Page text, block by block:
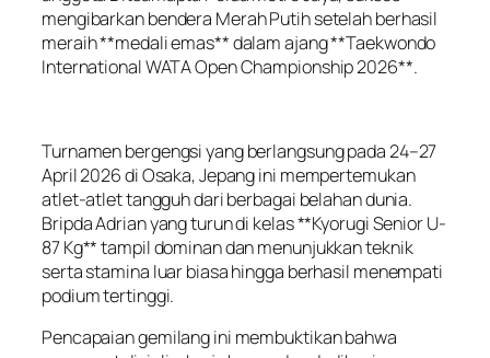
mengibarkan bendera Merah Putih setelah berhasil
meraih **medali emas** dalam ajang **Taekwondo
International WATA Open Championship 2026**.
Turnamen bergengsi yang berlangsung pada 24–27
April 2026 di Osaka, Jepang ini mempertemukan
atlet-atlet tangguh dari berbagai belahan dunia.
Bripda Adrian yang turun di kelas **Kyorugi Senior U-
87 Kg** tampil dominan dan menunjukkan teknik
serta stamina luar biasa hingga berhasil menempati
podium tertinggi.
Pencapaian gemilang ini membuktikan bahwa